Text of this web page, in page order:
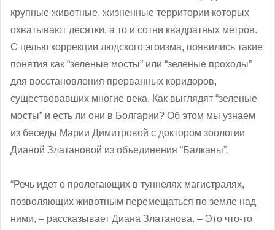
крупные животные, жизненные территории которых
охватывают десятки, а то и сотни квадратных метров.
С целью коррекции людского эгоизма, появились такие
понятия как “зеленые мосты” или “зеленые проходы”
для восстановления прерванных коридоров,
существовавших многие века. Как выглядят “зеленые
мосты” и есть ли они в Болгарии? Об этом мы узнаем
из беседы Марии Димитровой с доктором зоологии
Дианой Златановой из объединения “Балканы”.
“Речь идет о пролегающих в туннелях магистралях,
позволяющих животным перемещаться по земле над
ними, ‒ рассказывает Диана Златанова. ‒ Это что-то